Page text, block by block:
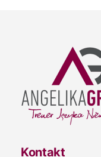
Kontakt